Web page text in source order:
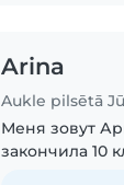
Arina
Aukle pilsētā
Меня зовут
закончила 10